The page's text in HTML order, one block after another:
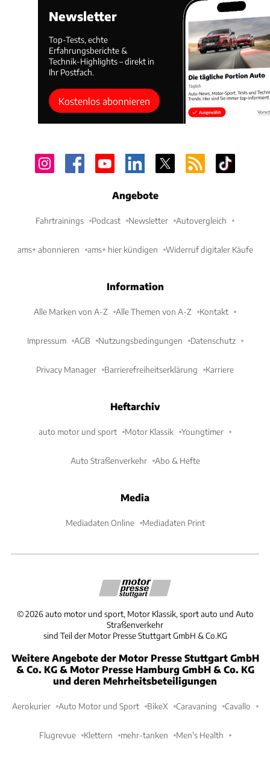
Newsletter
Top-Tests, echte
Erfahrungsberichte &
Technik-Highlights – direkt in
Ihr Postfach.
Kostenlos abonnieren
Angebote
Fahrtrainings Podcast Newsletter Autovergleich
ams+ abonnieren ams+ hier kündigen Widerruf digitaler Käufe
Information
Alle Marken von A-Z Alle Themen von A-Z Kontakt
Impressum AGB Nutzungsbedingungen Datenschutz
Privacy Manager Barrierefreiheitserklärung Karriere
Heftarchiv
auto motor und sport Motor Klassik Youngtimer
Auto Straßenverkehr Abo & Hefte
Media
Mediadaten Online Mediadaten Print
©2026 auto motor und sport, Motor Klassik, sport auto und Auto
Straßenverkehr
sind Teil der Motor Presse Stuttgart GmbH & Co.KG
Weitere Angebote der Motor Presse Stuttgart GmbH
& Co. KG & Motor Presse Hamburg GmbH & Co. KG
und deren Mehrheitsbeteiligungen
Aerokurier Auto Motor und Sport BikeX Caravaning Cavallo
Flugrevue Klettern mehr-tanken Men's Health